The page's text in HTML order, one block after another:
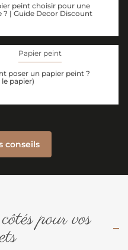
peint choisir pour une
? | Guide Decor Discount
Papier peint
poser un papier peint ?
papier)
conseils
pour vos